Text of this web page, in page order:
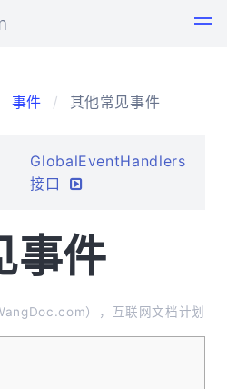
事件 其他常见事件
GlobalEventHandlers
接口
事件
），互联网文档计划